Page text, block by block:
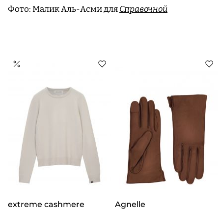
Фото: Малик Аль-Асми дляСправочной
extreme cashmere Agnelle